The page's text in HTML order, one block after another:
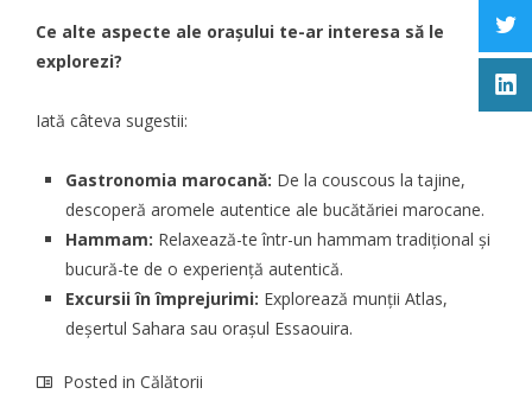
Ce alte aspecte ale orașului te-ar interesa să le
explorezi?
Iată câteva sugestii:
Gastronomia marocană: De la couscous la tajine,
descoperă aromele autentice ale bucătăriei marocane.
Hammam: Relaxează-te într-un hammam tradițional și
bucură-te de o experiență autentică.
Excursii în împrejurimi: Explorează munții Atlas,
deșertul Sahara sau orașul Essaouira.
Posted in Călătorii